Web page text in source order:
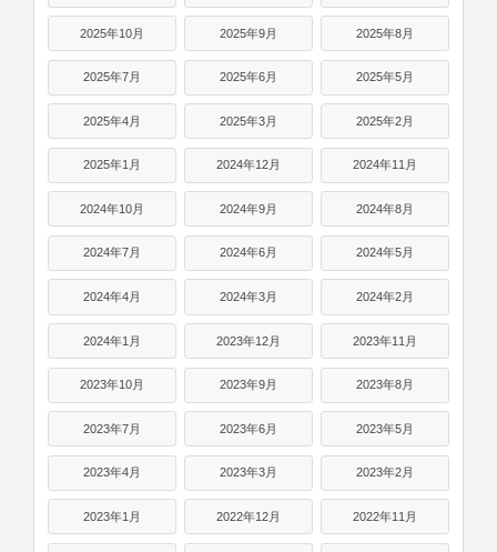
2025年10月 2025年9月 2025年8月
2025年7月 2025年6月 2025年5月
2025年4月 2025年3月 2025年2月
2025年1月 2024年12月 2024年11月
2024年10月 2024年9月 2024年8月
2024年7月 2024年6月 2024年5月
2024年4月 2024年3月 2024年2月
2024年1月 2023年12月 2023年11月
2023年10月 2023年9月 2023年8月
2023年7月 2023年6月 2023年5月
2023年4月 2023年3月 2023年2月
2023年1月 2022年12月 2022年11月